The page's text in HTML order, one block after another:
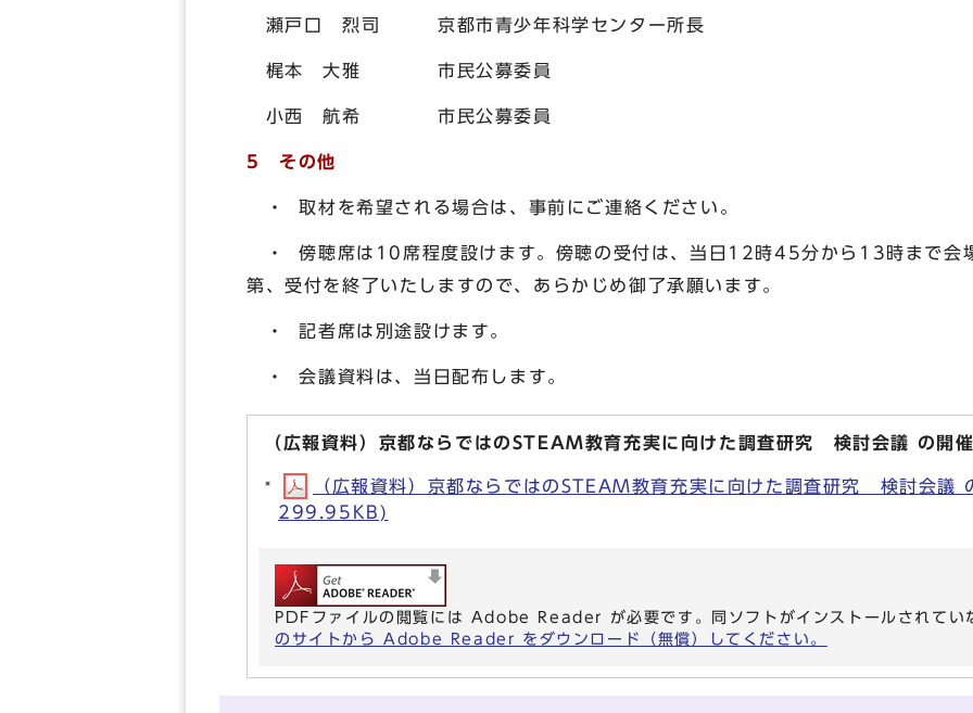
瀬戸口 烈司 京都市青少年科学センター所長
梶本 大雅 市民公募委員
小西 航希 市民公募委員
5 その他
・ 取材を希望される場合は、事前にご連絡ください。
・ 傍聴席は10席程度設けます。傍聴の受付は、当日12時45分から13時まで会
第、受付を終了いたしますので、あらかじめ御了承願います。
・ 記者席は別途設けます。
・ 会議資料は、当日配布します。
（広報資料）京都ならではのSTEAM教育充実に向けた調査研究 検討会議 の開催
（広報資料）京都ならではのSTEAM教育充実に向けた調査研究 検討会議
299.95KB)
PDFファイルの閲覧には Adobe Reader が必要です。同ソフトがインストールされてい
のサイトから Adobe Reader をダウンロード（無償）してください。